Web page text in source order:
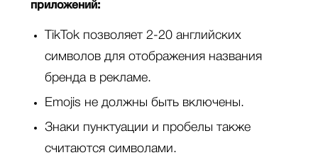
приложений:
TikTok позволяет 2-20 английских
символов для отображения названия
бренда в рекламе.
Emojis не должны быть включены.
Знаки пунктуации и пробелы также
считаются символами.